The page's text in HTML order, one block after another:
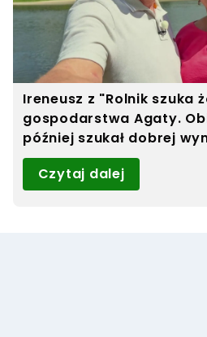
Ireneusz z "Rolnik szuka
gospodarstwa Agaty.
później szukał dobrej
Czytaj dalej